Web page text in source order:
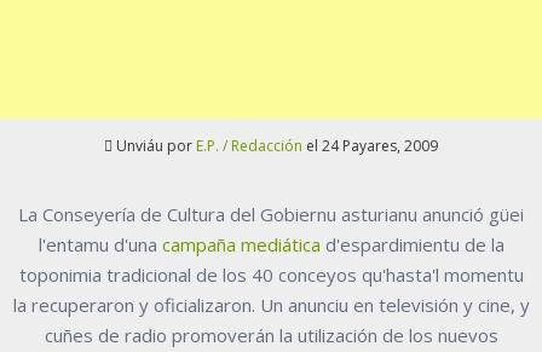
Unviáu por E.P. / Redacción el 24 Payares, 2009
La Conseyería de Cultura del Gobiernu asturianu anunció güei
l'entamu d'una campaña mediática d'espardimientu de la
toponimia tradicional de los 40 conceyos qu'hasta'l momentu
la recuperaron y oficializaron. Un anunciu en televisión y cine, y
cuñes de radio promoverán la utilización de los nuevos